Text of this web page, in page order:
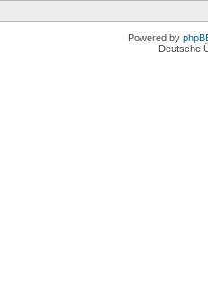
Powered by
Deutsche